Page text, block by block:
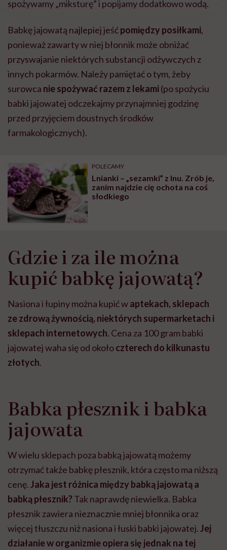
spożywamy „miksturę” i popijamy dodatkowo wodą.
Babkę jajowatą najlepiej jeśćpomiędzy posiłkami,
ponieważ zawarty w niej błonnik może obniżać
przyswajanie niektórych substancji odżywczych z
innych pokarmów. Należy pamiętać o tym, żeby
surowca nie spożywać razem z lekami (po spożyciu
babki jajowatej odczekajmy przynajmniej godzinę
przed przyjęciem doustnych środków
farmakologicznych).
POLECAMY
Lnianki – „sezamki” z lnu. Zrób je,
zanim najdzie cię ochota na coś
słodkiego
Gdzie i za ile można
kupić babkę jajowatą?
Nasiona i łupiny można kupić waptekach, sklepach
ze zdrową żywnością, niektórych supermarketach i
sklepach internetowych. Cena za 100 gram babki
jajowatej waha się od okołoczterech do kilkunastu
złotych.
Babka płesznik i babka
jajowata
W wielu sklepach poza babką jajowatą możemy
otrzymać także babkę płesznik, która często ma niższą
cenę.Jaka jest różnica między babką jajowatą a
babką płesznik? Tak naprawdę niewielka. Babka
płesznik zawiera nieznacznie mniej błonnika oraz
więcej tłuszczu niż nasiona i łuski babki jajowatej.Jej
działanie w organizmie opiera się jednak na tej